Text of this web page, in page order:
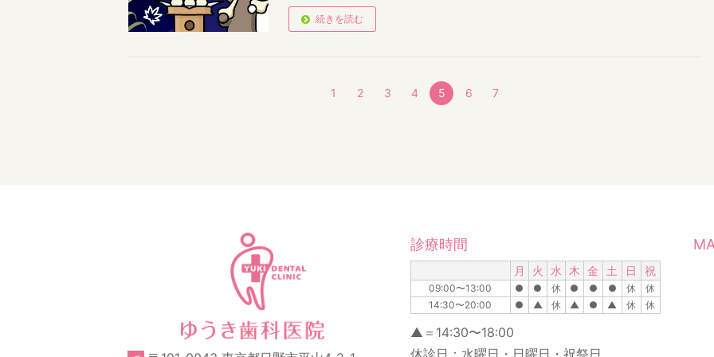
続きを読む
1 2 3 4 5 6 7
診療時間
月 火 水 木 金 土 日 祝
09:00〜13:00 ● ● 休 ● ● ● 休
休
14:30〜20:00
● ▲ 休 ▲ ● ▲ 休 休
▲＝14:30〜18:00
休診日：水曜日・日曜日・祝祭日